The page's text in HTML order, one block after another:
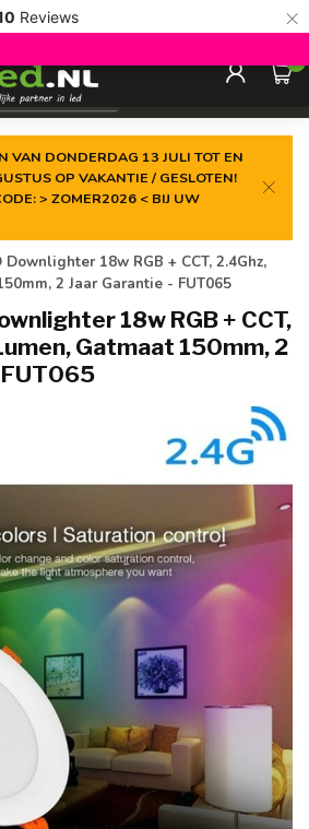
Reviews ×
prijs
0
VAN DONDERDAG 13 JULI TOT EN
OP VAKANTIE / GESLOTEN!
> ZOMER2026 < BIJ UW
Downlighter 18w RGB + CCT, 2.4Ghz,
2 Jaar Garantie - FUT065
18w RGB + CCT,
Gatmaat 150mm, 2